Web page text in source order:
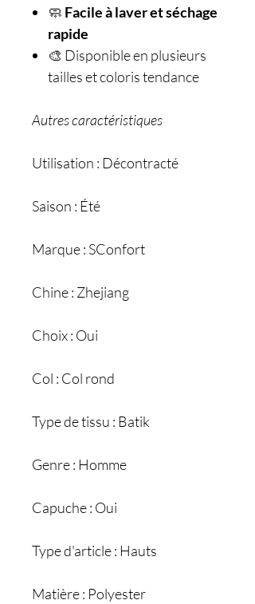
🧼 Facile à laver et séchage
rapide
🎨 Disponible en plusieurs
tailles et coloris tendance
Autres caractéristiques
Utilisation : Décontracté
Saison : Été
Marque : SConfort
Chine : Zhejiang
Choix : Oui
Col : Col rond
Type de tissu : Batik
Genre : Homme
Capuche : Oui
Type d'article : Hauts
Matière : Polyester